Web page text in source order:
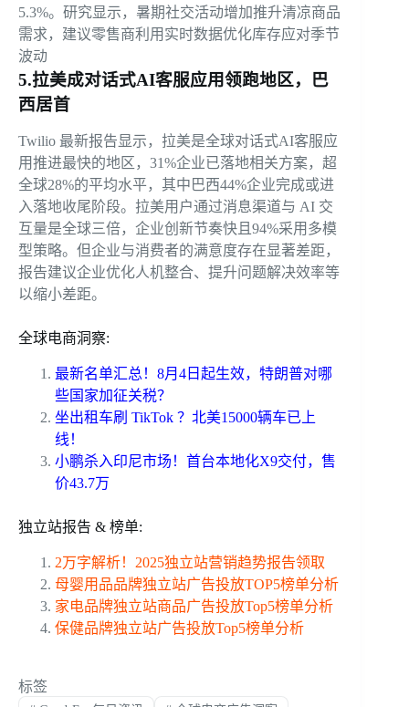
5.3%。研究显示，暑期社交活动增加推升清凉商品
需求，建议零售商利用实时数据优化库存应对季节
波动
5.拉美成对话式AI客服应用领跑地区，巴
西居首
Twilio 最新报告显示，拉美是全球对话式AI客服应
用推进最快的地区，31%企业已落地相关方案，超
全球28%的平均水平，其中巴西44%企业完成或进
入落地收尾阶段。拉美用户通过消息渠道与 AI 交
互量是全球三倍，企业创新节奏快且94%采用多模
型策略。但企业与消费者的满意度存在显著差距，
报告建议企业优化人机整合、提升问题解决效率等
以缩小差距。
全球电商洞察:
最新名单汇总！8月4日起生效，特朗普对哪
些国家加征关税？
坐出租车刷 TikTok ？北美15000辆车已上
线！
小鹏杀入印尼市场！首台本地化X9交付，售
价43.7万
独立站报告 & 榜单:
2万字解析！2025独立站营销趋势报告领取
母婴用品品牌独立站广告投放TOP5榜单分析
家电品牌独立站商品广告投放Top5榜单分析
保健品牌独立站广告投放Top5榜单分析
标签